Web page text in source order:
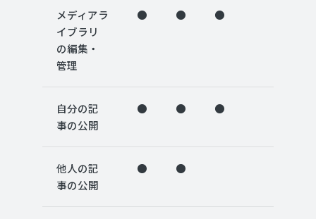
メディアラ
イブラリ
の編集・
管理
● ● ●
自分の記
事の公開
● ● ●
他人の記
事の公開
● ●